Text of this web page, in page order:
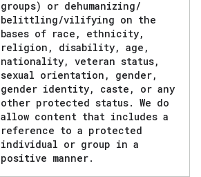
groups) or dehumanizing/
belittling/vilifying on the
bases of race , ethnicity,
religion , disability, age ,
nationality, veteran status,
sexual orientation , gender,
gender identity, caste ,
or any
other protected status. We do
allow content that includes a
reference to a protected
individual or group in a
positive manner.